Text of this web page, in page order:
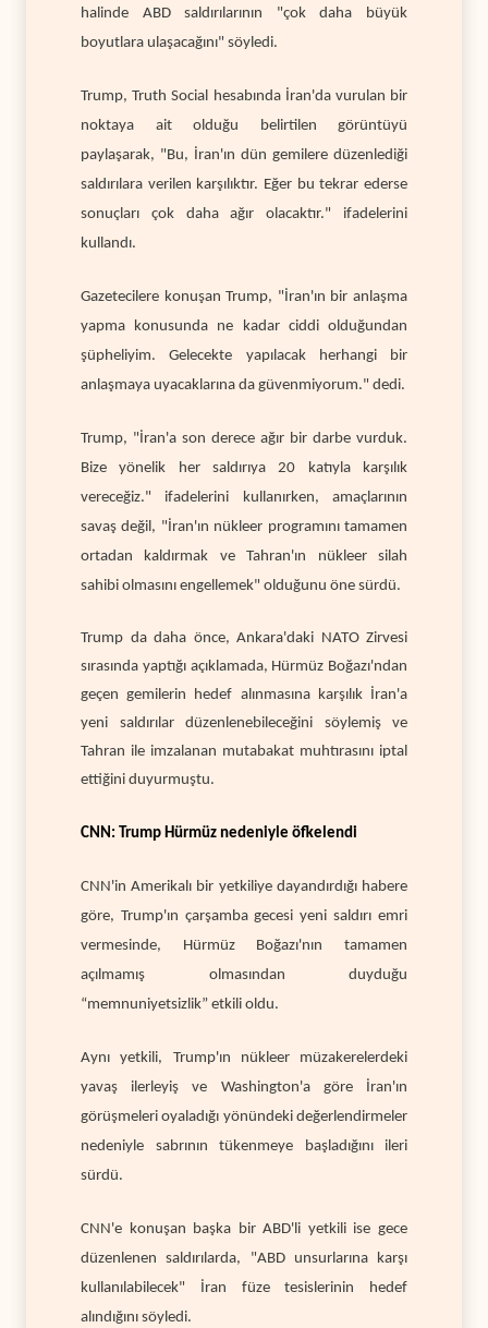
halinde ABD saldırılarının "çok daha büyük
boyutlara ulaşacağını" söyledi.
Trump, Truth Social hesabında İran'da vurulan bir
noktaya ait olduğu belirtilen görüntüyü
paylaşarak, "Bu, İran'ın dün gemilere düzenlediği
saldırılara verilen karşılıktır. Eğer bu tekrar ederse
sonuçları çok daha ağır olacaktır." ifadelerini
kullandı.
Gazetecilere konuşan Trump, "İran'ın bir anlaşma
yapma konusunda ne kadar ciddi olduğundan
şüpheliyim. Gelecekte yapılacak herhangi bir
anlaşmaya uyacaklarına da güvenmiyorum." dedi.
Trump, "İran'a son derece ağır bir darbe vurduk.
Bize yönelik her saldırıya 20 katıyla karşılık
vereceğiz." ifadelerini kullanırken, amaçlarının
savaş değil, "İran'ın nükleer programını tamamen
ortadan kaldırmak ve Tahran'ın nükleer silah
sahibi olmasını engellemek" olduğunu öne sürdü.
Trump da daha önce, Ankara'daki NATO Zirvesi
sırasında yaptığı açıklamada, Hürmüz Boğazı'ndan
geçen gemilerin hedef alınmasına karşılık İran'a
yeni saldırılar düzenlenebileceğini söylemiş ve
Tahran ile imzalanan mutabakat muhtırasını iptal
ettiğini duyurmuştu.
CNN: Trump Hürmüz nedeniyle öfkelendi
CNN'in Amerikalı bir yetkiliye dayandırdığı habere
göre, Trump'ın çarşamba gecesi yeni saldırı emri
vermesinde, Hürmüz Boğazı'nın tamamen
açılmamış olmasından duyduğu
“memnuniyetsizlik” etkili oldu.
Aynı yetkili, Trump'ın nükleer müzakerelerdeki
yavaş ilerleyiş ve Washington'a göre İran'ın
görüşmeleri oyaladığı yönündeki değerlendirmeler
nedeniyle sabrının tükenmeye başladığını ileri
sürdü.
CNN'e konuşan başka bir ABD'li yetkili ise gece
düzenlenen saldırılarda, "ABD unsurlarına karşı
kullanılabilecek" İran füze tesislerinin hedef
alındığını söyledi.